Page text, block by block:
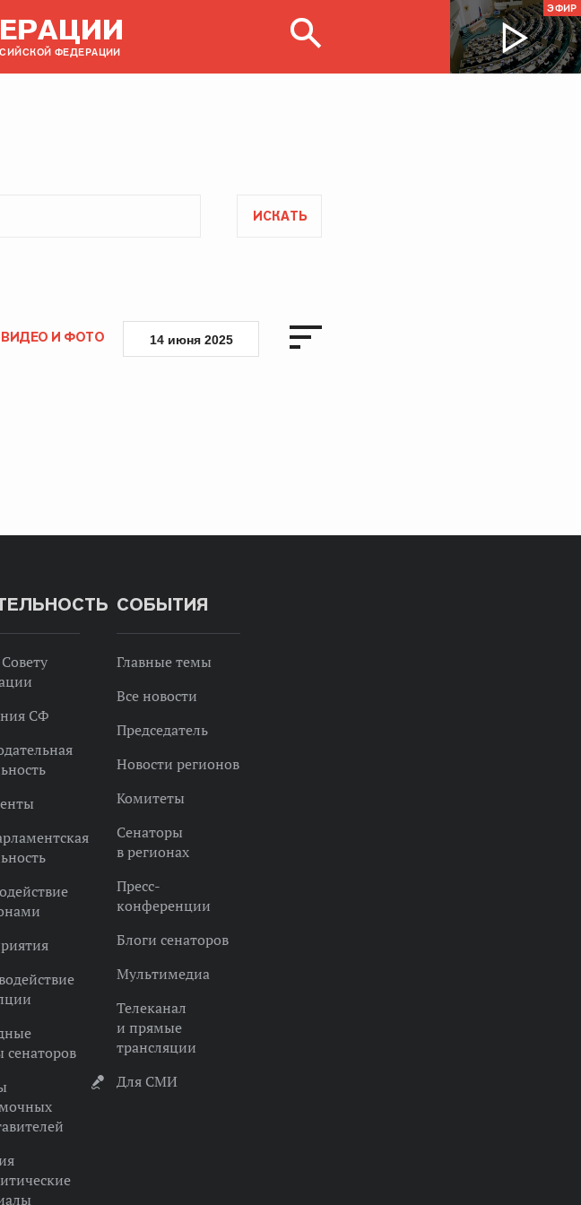
ФЕДЕРАЦИИ
ЭФИР
ИСКАТЬ
ВИДЕО И ФОТО 14 июня 2025
СФ
сенаторов
СОБЫТИЯ
Главные темы
Все новости
Председатель
Новости регионов
Комитеты
Сенаторы
в регионах
Пресс-
конференции
Блоги сенаторов
Мультимедиа
Телеканал
и прямые
трансляции
Для СМИ